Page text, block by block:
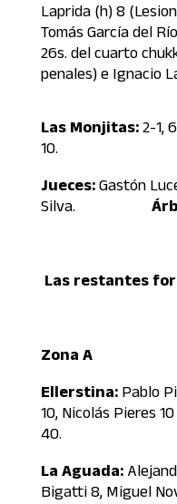
Laprida (h) 8
Tomás García del
26s. del cuarto
penales) e Ignacio
Las Monjitas: 2-1,
10.
Jueces: Gastón
Silva.
Las restantes
Zona A
Ellerstina:Pablo
10, Nicolás Pieres
40.
La Aguada:
Bigatti 8, Miguel